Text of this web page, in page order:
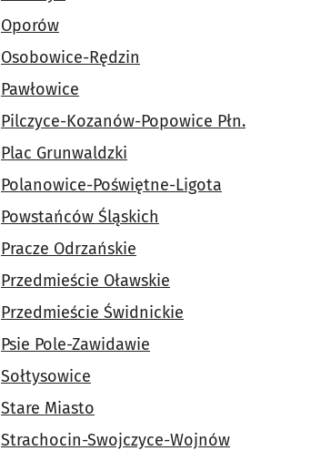
Oporów
Osobowice-Rędzin
Pawłowice
Pilczyce-Kozanów-Popowice Płn.
Plac Grunwaldzki
Polanowice-Poświętne-Ligota
Powstańców Śląskich
Pracze Odrzańskie
Przedmieście Oławskie
Przedmieście Świdnickie
Psie Pole-Zawidawie
Sołtysowice
Stare Miasto
Strachocin-Swojczyce-Wojnów